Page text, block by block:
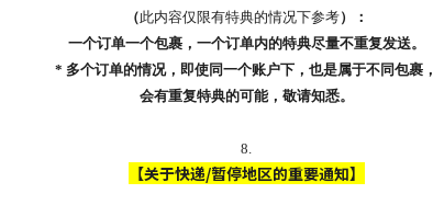
（此内容仅限有特典的情况下参考）：
一个订单一个包裹，一个订单内的特典尽量不重复发送。
* 多个订单的情况，即使同一个账户下，也是属于不同包裹，
会有重复特典的可能，敬请知悉。
8.
【关于快递/暂停地区的重要通知】